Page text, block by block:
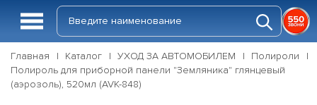
Главная Каталог УХОД ЗА АВТОМОБИЛЕМ
Полироли
Полироль для приборной панели "Земляника" глянцевый
(аэрозоль), 520мл (AVK-848)